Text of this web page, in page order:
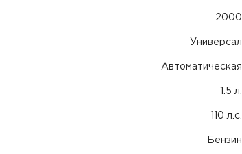
2000
Универсал
Автоматическая
1.5 л.
110 л.c.
Бензин